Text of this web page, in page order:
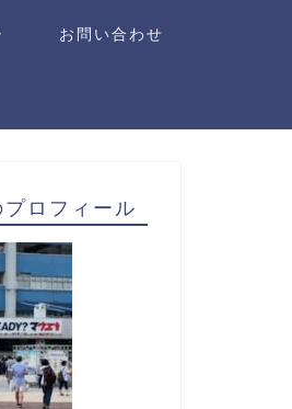
お問い合わせ
ロフィール